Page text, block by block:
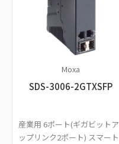
Moxa
SDS-3006-2GTXSFP
産業用 6ポート(ギガビットア
ップリンク2ポート) スマート